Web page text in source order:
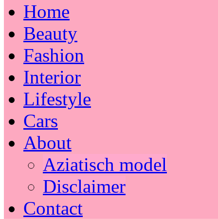
Home
Beauty
Fashion
Interior
Lifestyle
Cars
About
Aziatisch model
Disclaimer
Contact